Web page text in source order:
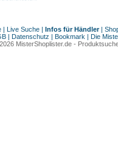
| Live Suche| Infos für Händler|
| Datenschutz | Bookmark | Die
MisterShoplister.de-